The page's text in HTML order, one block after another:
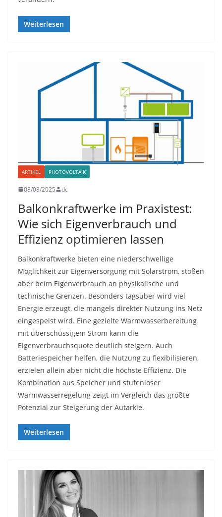
Weiterlesen
ARTIKEL PHOTOVOLTAIK
08/08/2025 dc
Balkonkraftwerke im Praxistest:
Wie sich Eigenverbrauch und
Effizienz optimieren lassen
Balkonkraftwerke bieten eine niederschwellige
Möglichkeit zur Eigenversorgung mit Solarstrom, stoßen
aber beim Eigenverbrauch an physikalische und
technische Grenzen. Besonders tagsüber wird viel
Energie erzeugt, die mangels direkter Nutzung ins Netz
eingespeist wird. Eine gezielte Warmwasserbereitung
mit überschüssigem Strom kann die
Eigenverbrauchsquote deutlich steigern. Auch
Batteriespeicher helfen, die Nutzung zu flexibilisieren,
erzielen allein aber nicht die höchste Effizienz. Die
Kombination aus Speicher und stufenloser
Warmwasserregelung zeigt im Vergleich das größte
Potenzial zur Steigerung der Autarkie.
Weiterlesen